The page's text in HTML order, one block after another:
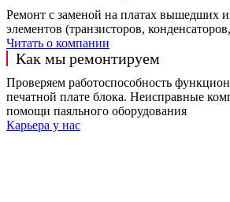
Ремонт с заменой на платах вышедших
элементов (транзисторов,
Читать о компании
Как мы ремонтируем
Проверяем работоспособность
печатной плате блока. Неисправные
помощи паяльного оборудования
Карьера у нас